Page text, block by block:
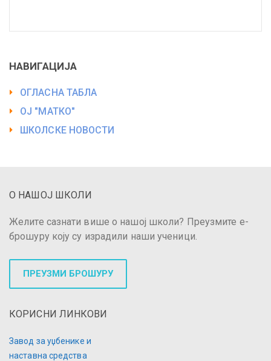
НАВИГАЦИЈА
ОГЛАСНА ТАБЛА
ОЈ "МАТКО"
ШКОЛСКЕ НОВОСТИ
О НАШОЈ ШКОЛИ
Желите сазнати више о нашој школи? Преузмите е-
брошуру коју су израдили наши ученици.
ПРЕУЗМИ БРОШУРУ
КОРИСНИ ЛИНКОВИ
Завод за уџбенике и
наставна средства